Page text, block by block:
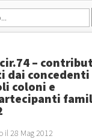
cir.74 –
dai concedenti
coloni e
il 28 Mag 2012